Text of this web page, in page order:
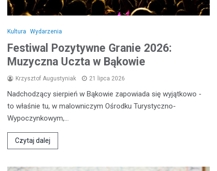
Kultura Wydarzenia
Festiwal Pozytywne Granie 2026:
Muzyczna Uczta w Bąkowie
Krzysztof Augustyniak 21 lipca 2026
Nadchodzący sierpień w Bąkowie zapowiada się wyjątkowo -
to właśnie tu, w malowniczym Ośrodku Turystyczno-
Wypoczynkowym,…
Czytaj dalej